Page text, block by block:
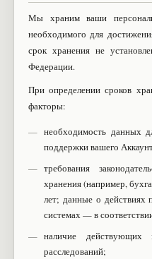
Мы храним ваши
необходимого для
срок хранения не
Федерации.
При определении сроков
факторы:
необходимость данных
поддержки вашего
требования
хранения (например,
лет; данные о действиях
системах — в
наличие
расследований;